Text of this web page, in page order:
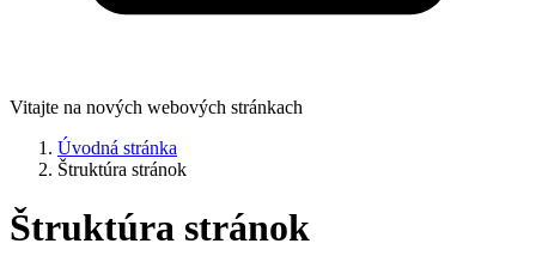
Vitajte na nových webových stránkach
Úvodná stránka
Štruktúra stránok
Štruktúra stránok